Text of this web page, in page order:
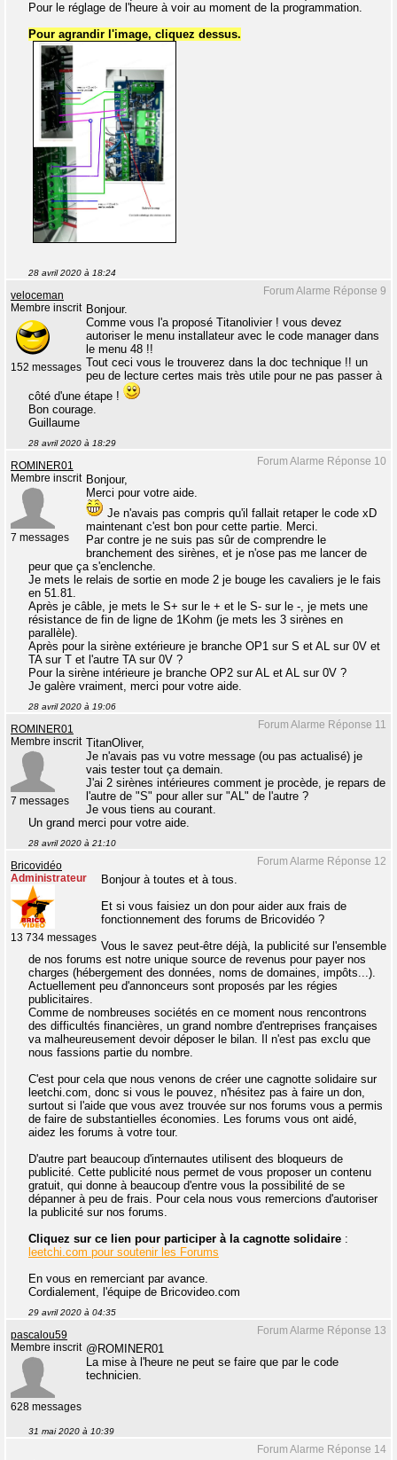
Pour le réglage de l'heure à voir au moment de la programmation.
Pour agrandir l'image, cliquez dessus.
28 avril 2020 à 18:24
Forum Alarme Réponse 9
veloceman
Membre inscrit
152 messages
Bonjour.
Comme vous l'a proposé Titanolivier ! vous devez
autoriser le menu installateur avec le code manager dans
le menu 48 !!
Tout ceci vous le trouverez dans la doc technique !! un
peu de lecture certes mais très utile pour ne pas passer à
côté d'une étape !
Bon courage.
Guillaume
28 avril 2020 à 18:29
Forum Alarme Réponse 10
ROMINER01
Membre inscrit
7 messages
Bonjour,
Merci pour votre aide.
Je n'avais pas compris qu'il fallait retaper le code xD
maintenant c'est bon pour cette partie. Merci.
Par contre je ne suis pas sûr de comprendre le
branchement des sirènes, et je n'ose pas me lancer de
peur que ça s'enclenche.
Je mets le relais de sortie en mode 2 je bouge les cavaliers je le fais
en 51.81.
Après je câble, je mets le S+ sur le + et le S- sur le -, je mets une
résistance de fin de ligne de 1Kohm (je mets les 3 sirènes en
parallèle).
Après pour la sirène extérieure je branche OP1 sur S et AL sur 0V et
TA sur T et l'autre TA sur 0V ?
Pour la sirène intérieure je branche OP2 sur AL et AL sur 0V ?
Je galère vraiment, merci pour votre aide.
28 avril 2020 à 19:06
Forum Alarme Réponse 11
ROMINER01
Membre inscrit
7 messages
TitanOliver,
Je n'avais pas vu votre message (ou pas actualisé) je
vais tester tout ça demain.
J'ai 2 sirènes intérieures comment je procède, je repars de
l'autre de "S" pour aller sur "AL" de l'autre ?
Je vous tiens au courant.
Un grand merci pour votre aide.
28 avril 2020 à 21:10
Forum Alarme Réponse 12
Bricovidéo
Administrateur
13 734 messages
Bonjour à toutes et à tous.
Et si vous faisiez un don pour aider aux frais de
fonctionnement des forums de Bricovidéo ?
Vous le savez peut-être déjà, la publicité sur l'ensemble
de nos forums est notre unique source de revenus pour payer nos
charges (hébergement des données, noms de domaines, impôts...).
Actuellement peu d'annonceurs sont proposés par les régies
publicitaires.
Comme de nombreuses sociétés en ce moment nous rencontrons
des difficultés financières, un grand nombre d'entreprises françaises
va malheureusement devoir déposer le bilan. Il n'est pas exclu que
nous fassions partie du nombre.
C'est pour cela que nous venons de créer une cagnotte solidaire sur
leetchi.com, donc si vous le pouvez, n'hésitez pas à faire un don,
surtout si l'aide que vous avez trouvée sur nos forums vous a permis
de faire de substantielles économies. Les forums vous ont aidé,
aidez les forums à votre tour.
D'autre part beaucoup d'internautes utilisent des bloqueurs de
publicité. Cette publicité nous permet de vous proposer un contenu
gratuit, qui donne à beaucoup d'entre vous la possibilité de se
dépanner à peu de frais. Pour cela nous vous remercions d'autoriser
la publicité sur nos forums.
Cliquez sur ce lien pour participer à la cagnotte solidaire :
leetchi.com pour soutenir les Forums
En vous en remerciant par avance.
Cordialement, l'équipe de Bricovideo.com
29 avril 2020 à 04:35
Forum Alarme Réponse 13
pascalou59
Membre inscrit
628 messages
@ROMINER01
La mise à l'heure ne peut se faire que par le code
technicien.
31 mai 2020 à 10:39
Forum Alarme Réponse 14